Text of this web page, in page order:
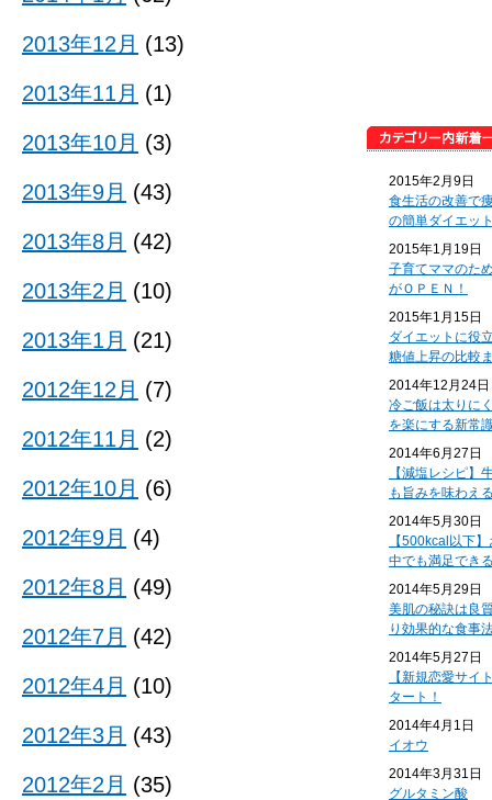
2015年2月9日
食生活の改善で
の簡単ダイエッ
2015年1月19日
子育てママのた
がＯＰＥＮ！
2015年1月15日
ダイエットに役
糖値上昇の比較
2014年12月24日
冷ご飯は太りに
を楽にする新常
2014年6月27日
【減塩レシピ】
も旨みを味わえ
2014年5月30日
【500kcal以下
中でも満足でき
2014年5月29日
美肌の秘訣は良
り効果的な食事
2014年5月27日
【新規恋愛サイ
タート！
2014年4月1日
イオウ
2014年3月31日
グルタミン酸
2013年12月 (13)
2013年11月 (1)
2013年10月 (3)
2013年9月 (43)
2013年8月 (42)
2013年2月 (10)
2013年1月 (21)
2012年12月 (7)
2012年11月 (2)
2012年10月 (6)
2012年9月 (4)
2012年8月 (49)
2012年7月 (42)
2012年4月 (10)
2012年3月 (43)
2012年2月 (35)